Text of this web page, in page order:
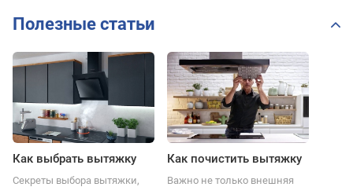
Полезные статьи
Как выбрать вытяжку
Секреты выбора вытяжки,
Как почистить вытяжку
Важно не только внешняя